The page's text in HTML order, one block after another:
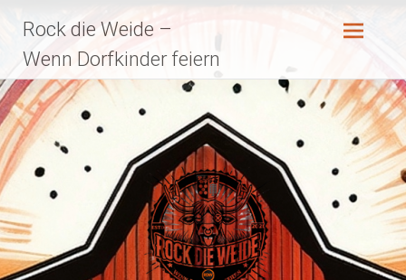
Inhalt
springen
Rock die Weide –
Wenn Dorfkinder feiern